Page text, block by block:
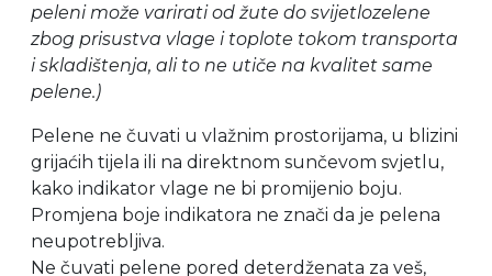
peleni može varirati od žute do svijetlozelene
zbog prisustva vlage i toplote tokom transporta
i skladištenja, ali to ne utiče na kvalitet same
pelene.)
Pelene ne čuvati u vlažnim prostorijama, u blizini
grijaćih tijela ili na direktnom sunčevom svjetlu,
kako indikator vlage ne bi promijenio boju.
Promjena boje indikatora ne znači da je pelena
neupotrebljiva.
Ne čuvati pelene pored deterdženata za veš,